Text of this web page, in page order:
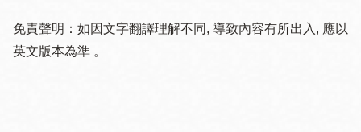
免責聲明：如因文字翻譯理解不同, 導致內容有所出入, 應以
英文版本為準 。